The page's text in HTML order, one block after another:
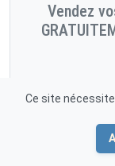
Vendez
Ce site